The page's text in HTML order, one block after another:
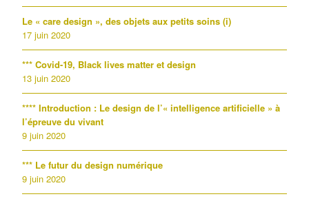
Le « care design », des objets aux petits soins (i)
17 juin 2020
*** Covid-19, Black lives matter et design
13 juin 2020
**** Introduction : Le design de l’« intelligence artificielle » à
l’épreuve du vivant
9 juin 2020
*** Le futur du design numérique
9 juin 2020